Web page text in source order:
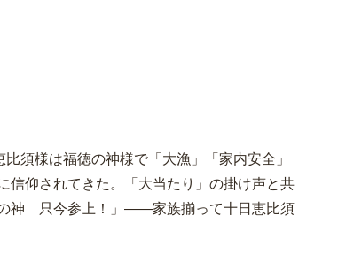
須様は福徳の神様で「大漁」「家内安全」
信仰されてきた。「大当たり」の掛け声と共
神 只今参上！」――家族揃って十日恵比須